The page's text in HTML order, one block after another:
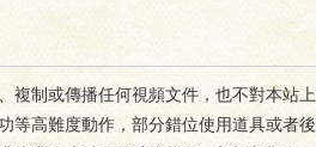
複制或傳播任何視頻文件，也不對本站
等高難度動作，部分錯位使用道具或者